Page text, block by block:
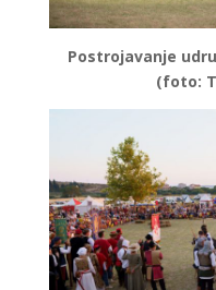
Postrojavanje
(foto: